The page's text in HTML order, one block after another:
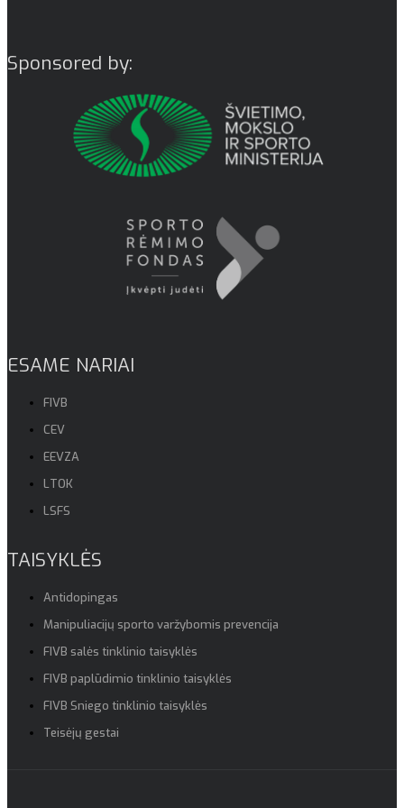
Sponsored by:
ESAME NARIAI
FIVB
CEV
EEVZA
LTOK
LSFS
TAISYKLĖS
Antidopingas
Manipuliacijų sporto varžybomis prevencija
FIVB salės tinklinio taisyklės
FIVB paplūdimio tinklinio taisyklės
FIVB Sniego tinklinio taisyklės
Teisėjų gestai